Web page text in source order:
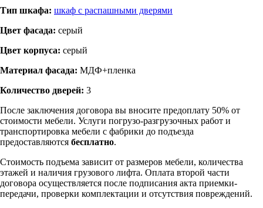
Тип шкафа: шкаф с распашными дверями
Цвет фасада: серый
Цвет корпуса: серый
Материал фасада: МДФ+пленка
Количество дверей: 3
После заключения договора вы вносите предоплату 50% от
стоимости мебели. Услуги погрузо-разгрузочных работ и
транспортировка мебели с фабрики до подъезда
предоставляются бесплатно.
Стоимость подъема зависит от размеров мебели, количества
этажей и наличия грузового лифта. Оплата второй части
договора осуществляется после подписания акта приемки-
передачи, проверки комплектации и отсутствия повреждений.